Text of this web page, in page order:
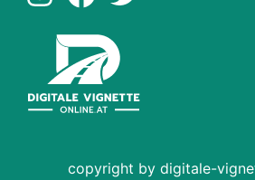
copyright by digitale-